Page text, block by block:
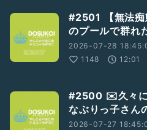
#2501 【無法痴
のプールで群れ
2026-07-28
1148
12:01
#2500 ✉️久々に
なぶりっ子さん
2026-07-27